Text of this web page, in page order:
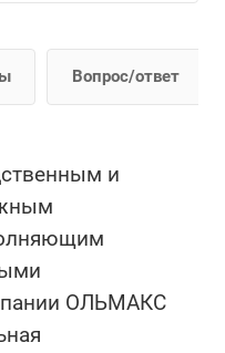
Вопрос/ответ
и
ОЛЬМАКС